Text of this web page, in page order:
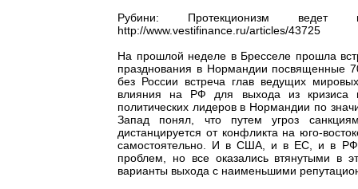
Рубини: Протекционизм
http://www.vestifinance.ru/articles/43725
На прошлой неделе в Бресселе прошла
празднования в Нормандии посвященные
без России встреча глав ведущих
влияния на РФ для выхода из кризиса
политических лидеров в Нормандии по
Запад понял, что путем угроз
дистанцируется от конфликта на юго-
самостоятельно. И в США, и в ЕС, и в РФ,
проблем, но все оказались втянутыми в
варианты выхода с наименьшими